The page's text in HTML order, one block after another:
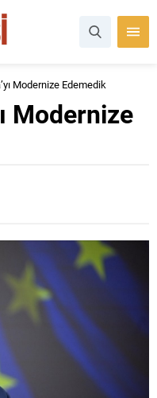
Modernize Edemedik
Modernize